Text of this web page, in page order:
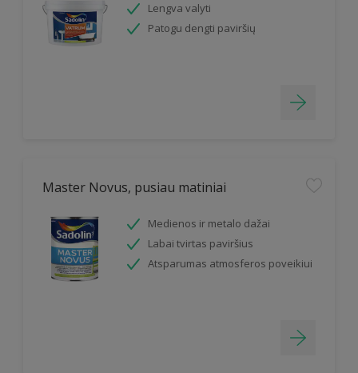
Lengva valyti
Patogu dengti paviršių
Master Novus, pusiau matiniai
Medienos ir metalo dažai
Labai tvirtas paviršius
Atsparumas atmosferos poveikiui